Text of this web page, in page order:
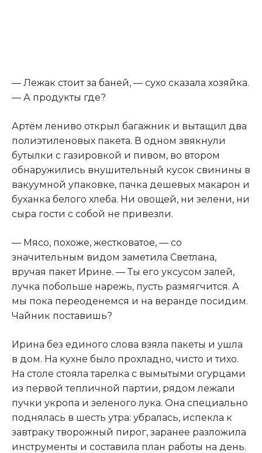
— Лежак стоит за баней, — сухо сказала хозяйка.
— А продукты где?
Артём лениво открыл багажник и вытащил два
полиэтиленовых пакета. В одном звякнули
бутылки с газировкой и пивом, во втором
обнаружились внушительный кусок свинины в
вакуумной упаковке, пачка дешевых макарон и
буханка белого хлеба. Ни овощей, ни зелени, ни
сыра гости с собой не привезли.
— Мясо, похоже, жестковатое, — со
значительным видом заметила Светлана,
вручая пакет Ирине. — Ты его уксусом залей,
лучка побольше нарежь, пусть размягчится. А
мы пока переоденемся и на веранде посидим.
Чайник поставишь?
Ирина без единого слова взяла пакеты и ушла
в дом. На кухне было прохладно, чисто и тихо.
На столе стояла тарелка с вымытыми огурцами
из первой тепличной партии, рядом лежали
пучки укропа и зеленого лука. Она специально
поднялась в шесть утра: убралась, испекла к
завтраку творожный пирог, заранее разложила
инструменты и составила план работы на день.